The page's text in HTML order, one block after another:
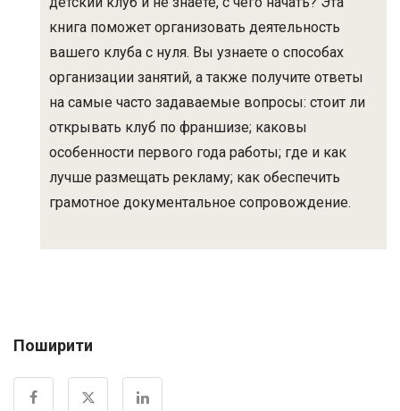
книга поможет организовать деятельность
вашего клуба с нуля. Вы узнаете о способах
организации занятий, а также получите ответы
на самые часто задаваемые вопросы: стоит ли
открывать клуб по франшизе; каковы
особенности первого года работы; где и как
лучше размещать рекламу; как обеспечить
грамотное документальное сопровождение.
Поширити